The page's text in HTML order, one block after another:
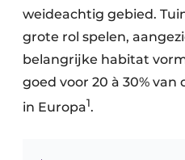
weideachtig gebied.
grote rol spelen,
belangrijke habitat
goed voor 20 à 30%
in Europa1. ​